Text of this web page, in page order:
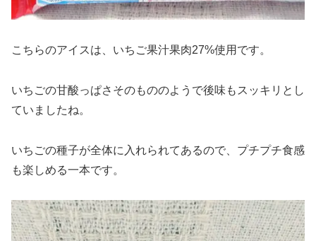
こちらのアイスは、いちご果汁果肉27%使用です。
いちごの甘酸っぱさそのもののようで後味もスッキリとし
ていましたね。
いちごの種子が全体に入れられてあるので、プチプチ食感
も楽しめる一本です。